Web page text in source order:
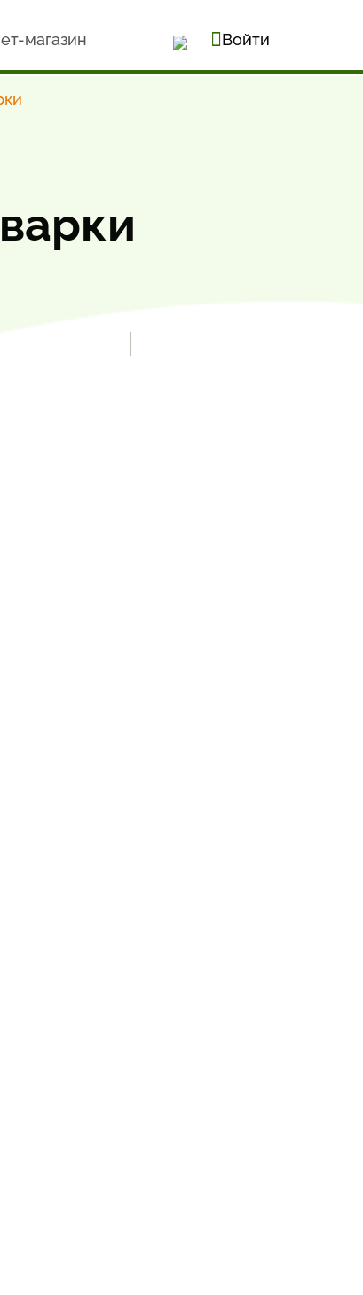
магазин Войти